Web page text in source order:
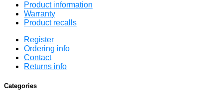
Product information
Warranty
Product recalls
Register
Ordering info
Contact
Returns info
Categories